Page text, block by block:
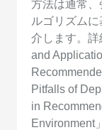
方法は通常
ルゴリズム
介します。
and
Pitfalls of
in
Environment